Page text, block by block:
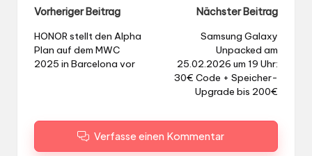
Post
navigation
Vorheriger Beitrag
HONOR stellt den Alpha
Plan auf dem MWC
2025 in Barcelona vor
Nächster Beitrag
Samsung Galaxy
Unpacked am
25.02.2026 um 19 Uhr:
30€ Code + Speicher-
Upgrade bis 200€
Verfasse einen Kommentar